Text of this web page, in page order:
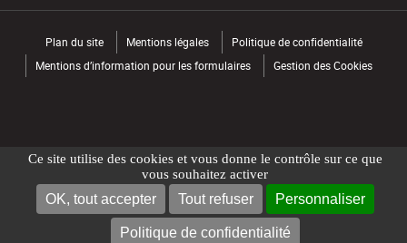
Ce site utilise des cookies et vous donne le contrôle sur ce que
vous souhaitez activer
OK, tout accepter Tout refuser Personnaliser
Politique de confidentialité
NOUS CONTACTER TROUVER UN MAGASIN
Plan du site Mentions légales
Politique de confidentialité
Mentions d’information pour les formulaires
Gestion des Cookies